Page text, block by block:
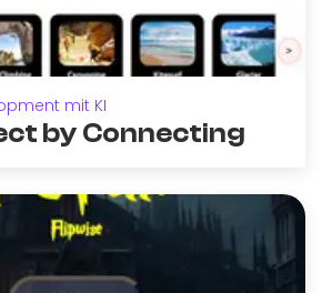
mit KI
by Connecting